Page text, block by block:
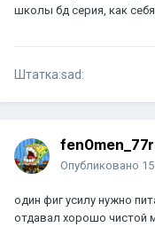
школы бд серия, как
Штатка:sad:
Опубликовано
один фиг усилу нужно
отдавал хорошо чистой